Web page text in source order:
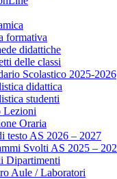
formativa
didattiche
delle classi
Scolastico 2025-2026
didattica
studenti
Lezioni
Oraria
testo AS 2026 – 2027
Svolti AS 2025 –
Dipartimenti
Aule / Laboratori